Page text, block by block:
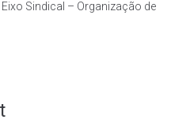
Sindical – Organização de